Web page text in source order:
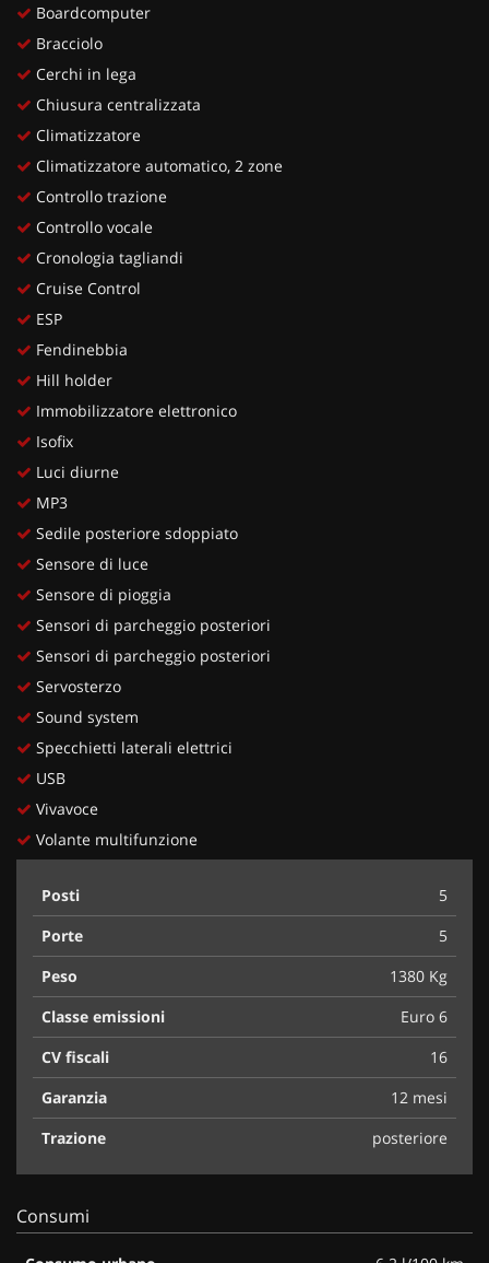
Boardcomputer
Bracciolo
Cerchi in lega
Chiusura centralizzata
Climatizzatore
Climatizzatore automatico, 2 zone
Controllo trazione
Controllo vocale
Cronologia tagliandi
Cruise Control
ESP
Fendinebbia
Hill holder
Immobilizzatore elettronico
Isofix
Luci diurne
MP3
Sedile posteriore sdoppiato
Sensore di luce
Sensore di pioggia
Sensori di parcheggio posteriori
Sensori di parcheggio posteriori
Servosterzo
Sound system
Specchietti laterali elettrici
USB
Vivavoce
Volante multifunzione
Posti
5
Porte
5
Peso
1380 Kg
Classe emissioni
Euro 6
CV fiscali
16
Garanzia
12 mesi
Trazione
posteriore
Consumi